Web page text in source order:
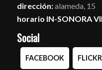
dirección:alameda, 15
horario IN-SONORA
Social
FACEBOOK FLICKR